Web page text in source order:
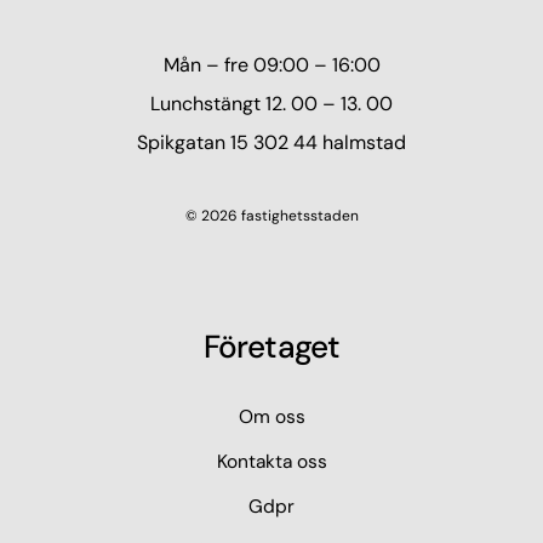
Mån – fre 09:00 – 16:00
Lunchstängt 12. 00 – 13. 00
Spikgatan 15 302 44 halmstad
© 2026 fastighetsstaden
Företaget
Om oss
Kontakta oss
Gdpr